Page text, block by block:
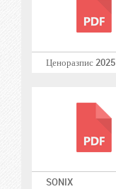
Ценоразпис 2025
SONIX